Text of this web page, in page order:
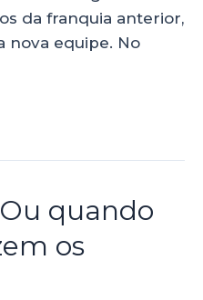
da franquia anterior,
nova equipe. No
quando
os